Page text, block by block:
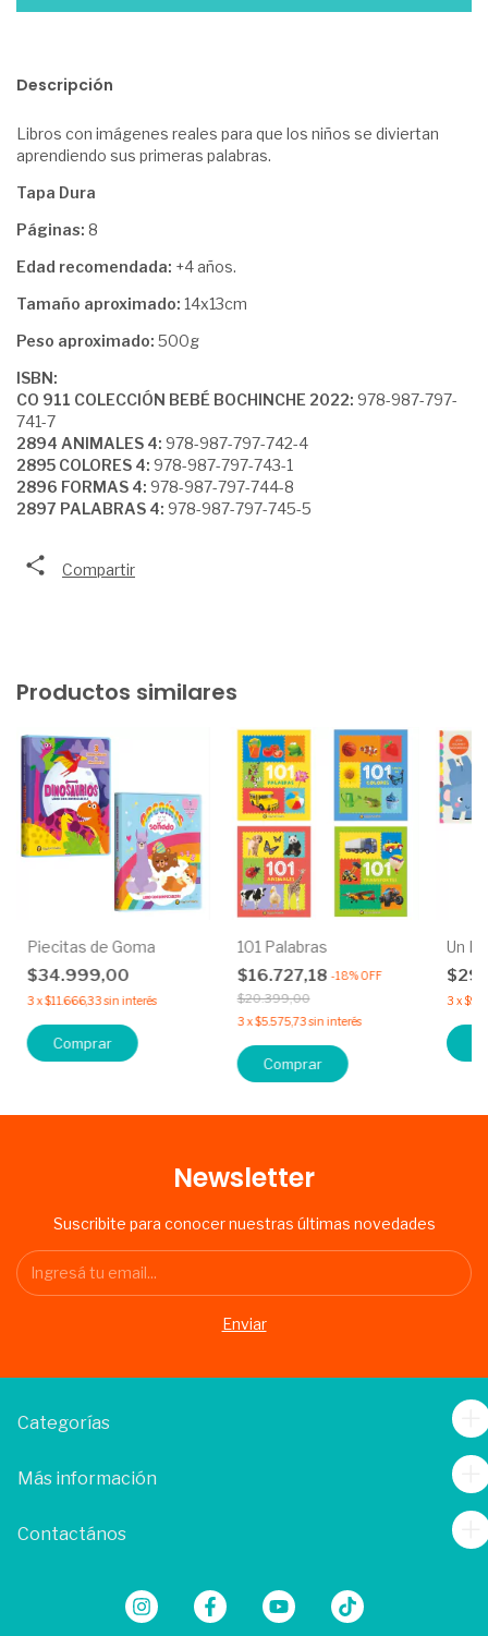
Descripción
Libros con imágenes reales para que los niños se diviertan
aprendiendo sus primeras palabras.
Tapa Dura
Páginas: 8
Edad recomendada: +4 años.
Tamaño aproximado: 14x13cm
Peso aproximado: 500g
ISBN:
CO 911 COLECCIÓN BEBÉ BOCHINCHE 2022: 978-987-797-
741-7
2894 ANIMALES 4: 978-987-797-742-4
2895 COLORES 4: 978-987-797-743-1
2896 FORMAS 4: 978-987-797-744-8
2897 PALABRAS 4: 978-987-797-745-5
Compartir
Productos similares
Piecitas de Goma
$34.999,00
3 x$11.666,33 sin interés
Comprar
101 Palabras
$16.727,18 -18%OFF
$20.399,00
3 x$5.575,73 sin interés
Comprar
Un
3 x
Newsletter
Suscribite para conocer nuestras últimas novedades
Categorías
Más información
Contactános